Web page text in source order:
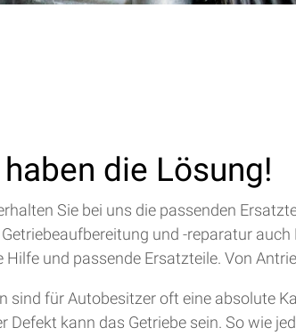
die Lösung!
Sie bei uns die passenden
und -reparatur auch
Hilfe und passende Ersatzteile. Von
für Autobesitzer oft eine absolute
kann das Getriebe sein. So wie